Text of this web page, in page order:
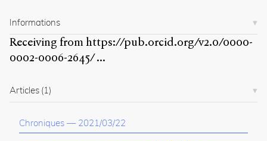
Présentation
Publier
Contact
propos
site
Archipel
En
Informations
Receiving fromhttps://pub.orcid.org/v2.0/0000-
0002-0006-2645/...
Articles (1)
Chroniques — 2021/03/22